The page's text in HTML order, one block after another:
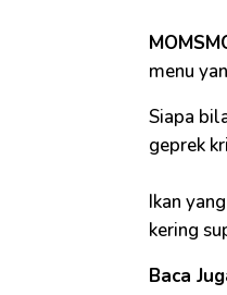
menu
Siapa
geprek
Ikan
kering
Baca